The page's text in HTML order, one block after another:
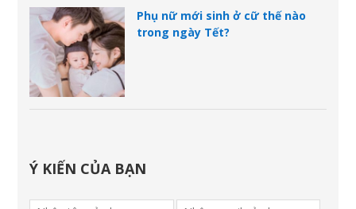
Phụ nữ mới sinh ở cữ thế nào
trong ngày Tết?
Ý KIẾN CỦA BẠN